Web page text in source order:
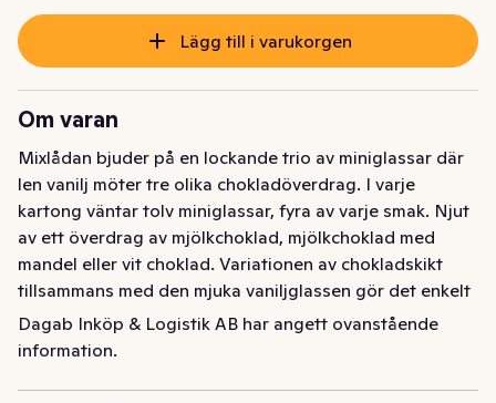
Lägg till i varukorgen
Om varan
Mixlådan bjuder på en lockande trio av miniglassar där
len vanilj möter tre olika chokladöverdrag. I varje
kartong väntar tolv miniglassar, fyra av varje smak. Njut
av ett överdrag av mjölkchoklad, mjölkchoklad med
mandel eller vit choklad. Variationen av chokladskikt
tillsammans med den mjuka vaniljglassen gör det enkelt
att hitta en favorit vid varje tillfälle! 12 st á 60 ml. 720 ml.
Dagab Inköp & Logistik AB har angett ovanstående
information.